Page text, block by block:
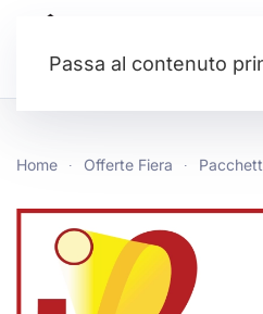
Passa al contenuto
Home Offerte Fiera